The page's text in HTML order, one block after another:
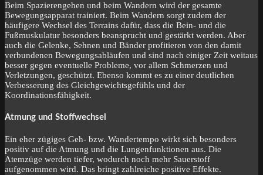
Beim Spazierengehen und beim Wandern wird der gesamte
Bewegungsapparat trainiert. Beim Wandern sorgt zudem der
häufigere Wechsel des Terrains dafür, dass die Bein- und die
Fußmuskulatur besonders beansprucht und gestärkt werden. Aber
auch die Gelenke, Sehnen und Bänder profitieren von den damit
verbundenen Bewegungsabläufen und sind nach einiger Zeit weitaus
besser gegen eventuelle Probleme, vor allem Schmerzen und
Verletzungen, geschützt. Ebenso kommt es zu einer deutlichen
Verbesserung des Gleichgewichtsgefühls und der
Koordinationsfähigkeit.
Atmung und Stoffwechsel
Ein eher zügiges Geh- bzw. Wandertempo wirkt sich besonders
positiv auf die Atmung und die Lungenfunktionen aus. Die
Atemzüge werden tiefer, wodurch noch mehr Sauerstoff
aufgenommen wird. Das bringt zahlreiche positive Effekte.